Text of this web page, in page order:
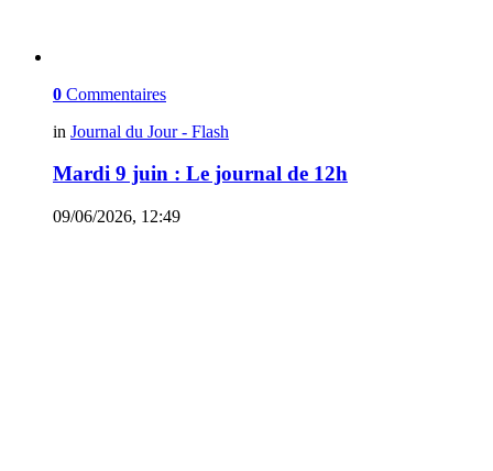
0 Commentaires
in Journal du Jour - Flash
Mardi 9 juin : Le journal de 12h
09/06/2026, 12:49